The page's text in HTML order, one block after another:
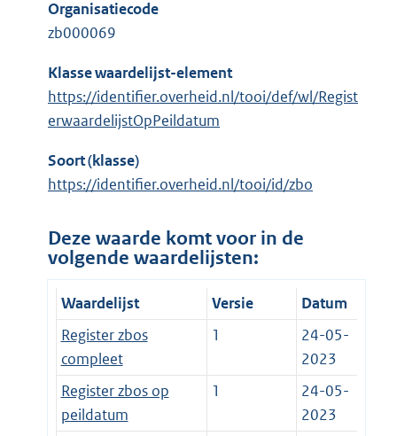
Organisatiecode
zb000069
Klasse waardelijst-element
https://identifier.overheid.nl/tooi/def/wl/Regist
erwaardelijstOpPeildatum
Soort (klasse)
https://identifier.overheid.nl/tooi/id/zbo
Deze waarde komt voor in de
volgende waardelijsten:
Waardelijst Versie
Datum
Register zbos
compleet
1
24-05-
2023
Register zbos op
peildatum
1
24-05-
2023